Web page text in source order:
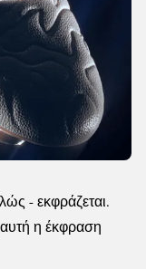
- εκφράζεται.
η έκφραση